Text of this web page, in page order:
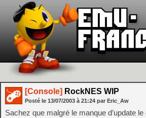
[Console] RockNES WIP
Posté le 13/07/2003 à 21:24 par Eric_Aw
Sachez que malgré le manque d’update